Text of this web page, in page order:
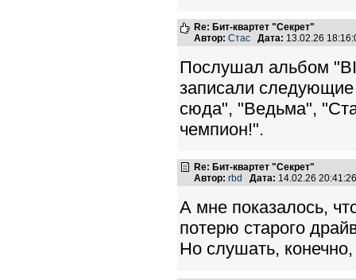
Re: Бит-квартет "Секрет"
Автор: Стас Дата: 13.02.26
Послушал альбом
записали следующие
сюда", "Ведьма",
чемпион!".
Re: Бит-квартет "Секрет"
Автор: rbd Дата: 14.02.26
А мне показалось,
потерю старого
Но слушать,